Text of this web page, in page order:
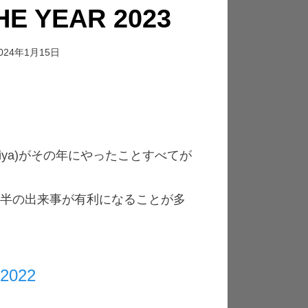
YEAR 2023
年1月15日
がその年にやったことすべてが
の出来事が有利になることが多